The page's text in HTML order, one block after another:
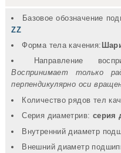
Базовое обозначение
ZZ
Форма тела качения:
Направление
Воспринимает только
перпендикулярно оси
Количество рядов тел
Серия диаметрив: серия
Внутренний диаметр
Внешний диаметр